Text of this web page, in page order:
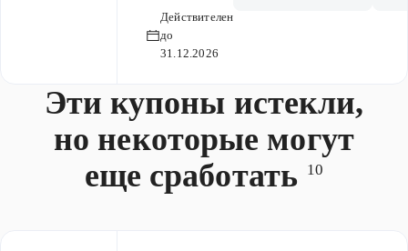
Генеалоги
я за 300
лет
Генеалогия за
300 лет
Действителен
до
31.12.2026
Эти купоны истекли,
но некоторые могут
еще сработать
10